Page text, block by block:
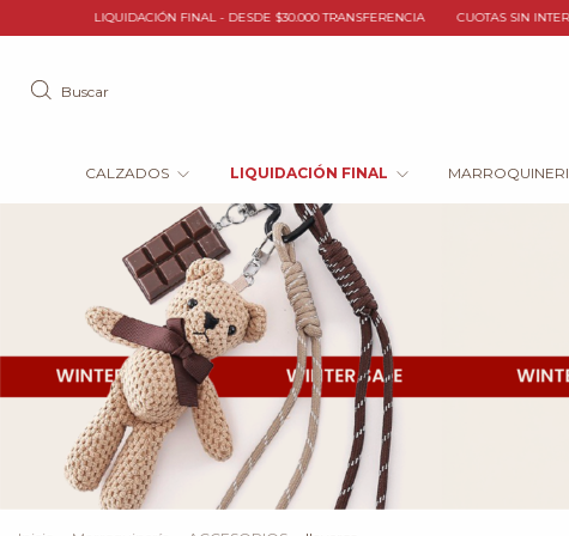
LIQUIDACIÓN FINAL - DESDE $30.000 TRANSFERENCIA CUOTAS SIN INTERÉS /
Buscar
CALZADOS LIQUIDACIÓN FINAL